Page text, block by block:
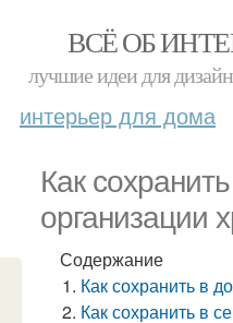
ВСЁ ОБ
лучшие идеи для
интерьер для дома
Как
организации
Содержание
Как сохранить в
Как сохранить в